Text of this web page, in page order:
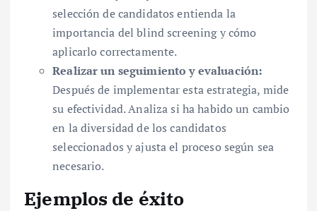
selección de candidatos entienda la
importancia del blind screening y cómo
aplicarlo correctamente.
Realizar un seguimiento y evaluación:
Después de implementar esta estrategia, mide
su efectividad. Analiza si ha habido un cambio
en la diversidad de los candidatos
seleccionados y ajusta el proceso según sea
necesario.
Ejemplos de éxito